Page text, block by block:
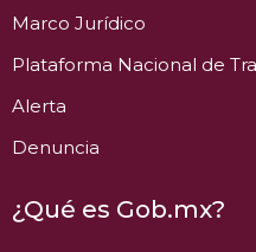
Marco Jurídico
Plataforma Nacional de
Alerta
Denuncia
¿Qué es Gob.mx?